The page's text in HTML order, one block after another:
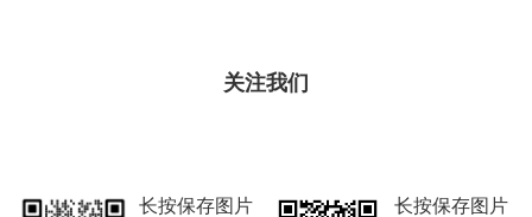
关注我们
长按保存图片
长按保存图片